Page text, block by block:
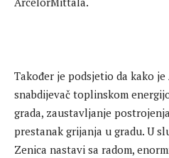
Također je podsjetio da kako
snabdijevač toplinskom
grada, zaustavljanje
prestanak grijanja u gradu. U
Zenica nastavi sa radom,